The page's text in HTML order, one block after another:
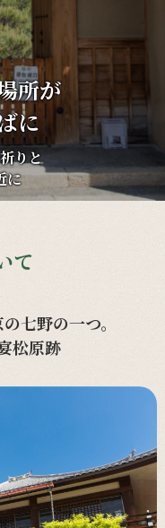
所が
に
りと
に
て
七野の一つ。
松原跡